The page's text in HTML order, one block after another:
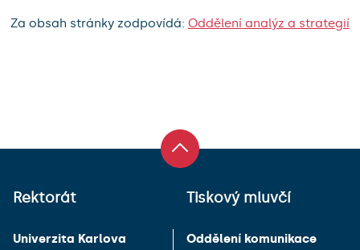
Za obsah stránky zodpovídá: Oddělení analýz a strategií
Rektorát
Univerzita Karlova
Tiskový mluvčí
Oddělení komunikace